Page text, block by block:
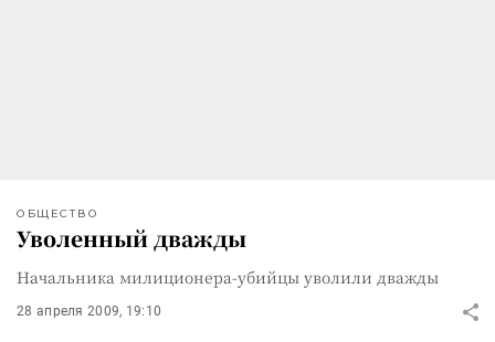
ОБЩЕСТВО
Уволенный дважды
Начальника милиционера-убийцы уволили дважды
28 апреля 2009, 19:10